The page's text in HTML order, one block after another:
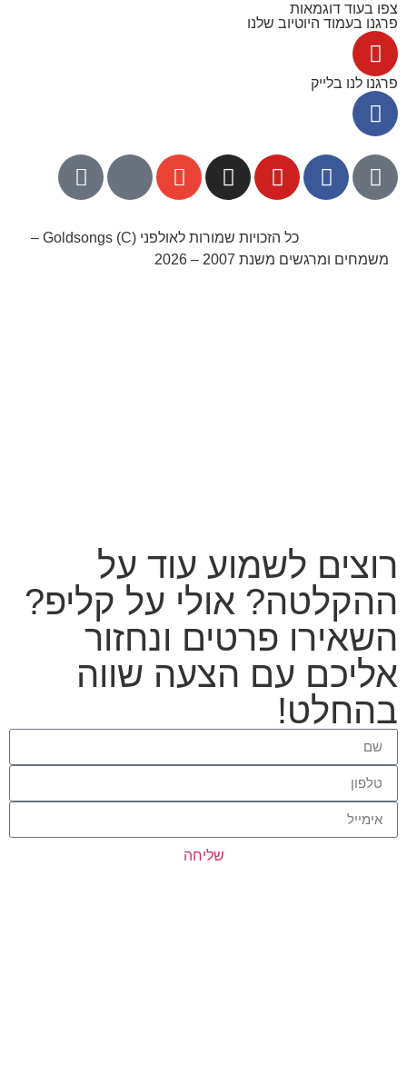
צפו בעוד דוגמאות
פרגנו בעמוד היוטיוב שלנו
פרגנו לנו בלייק
כל הזכויות שמורות לאולפני Goldsongs (C) –
משמחים ומרגשים משנת 2007 – 2026
רוצים לשמוע עוד על
ההקלטה? אולי על קליפ?
השאירו פרטים ונחזור
אליכם עם הצעה שווה
בהחלט!
שליחה